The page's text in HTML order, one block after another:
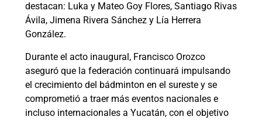
destacan: Luka y Mateo Goy Flores, Santiago Rivas
Ávila, Jimena Rivera Sánchez y Lía Herrera
González.
Durante el acto inaugural, Francisco Orozco
aseguró que la federación continuará impulsando
el crecimiento del bádminton en el sureste y se
comprometió a traer más eventos nacionales e
incluso internacionales a Yucatán, con el objetivo